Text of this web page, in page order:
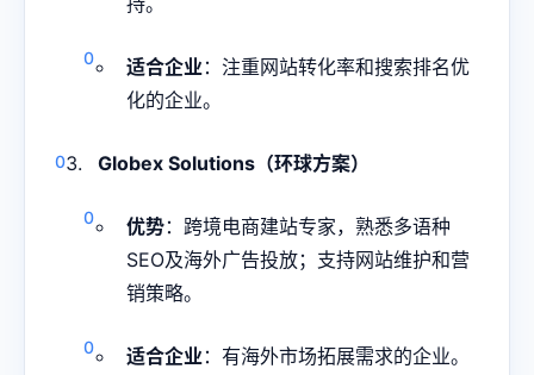
适合企业：注重网站转化率和搜索排名优
化的企业。
Globex Solutions（环球方案）
优势：跨境电商建站专家，熟悉多语种
SEO及海外广告投放；支持网站维护和营
销策略。
适合企业：有海外市场拓展需求的企业。